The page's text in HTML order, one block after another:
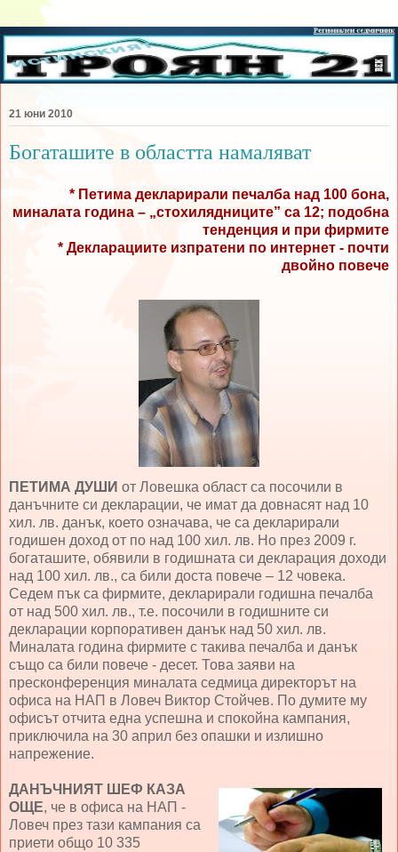
21 юни 2010
Богаташите в областта намаляват
* Петима декларирали печалба над 100 бона,
миналата година – „стохилядниците” са 12; подобна
тенденция и при фирмите
* Декларациите изпратени по интернет - почти
двойно повече
ПЕТИМА ДУШИ от Ловешка област са посочили в
данъчните си декларации, че имат да довнасят над 10
хил. лв. данък, което означава, че са декларирали
годишен доход от по над 100 хил. лв. Но през 2009 г.
богаташите, обявили в годишната си декларация доходи
над 100 хил. лв., са били доста повече – 12 човека.
Седем пък са фирмите, декларирали годишна печалба
от над 500 хил. лв., т.е. посочили в годишните си
декларации корпоративен данък над 50 хил. лв.
Миналата година фирмите с такива печалба и данък
също са били повече - десет. Това заяви на
пресконференция миналата седмица директорът на
офиса на НАП в Ловеч Виктор Стойчев. По думите му
офисът отчита една успешна и спокойна кампания,
приключила на 30 април без опашки и излишно
напрежение.
ДАНЪЧНИЯТ ШЕФ КАЗА
ОЩЕ, че в офиса на НАП -
Ловеч през тази кампания са
приети общо 10 335